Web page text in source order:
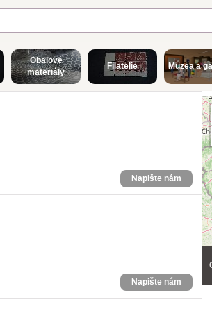
Obalové
materiály
Filatelie Muzea a
Napište nám
Napište nám